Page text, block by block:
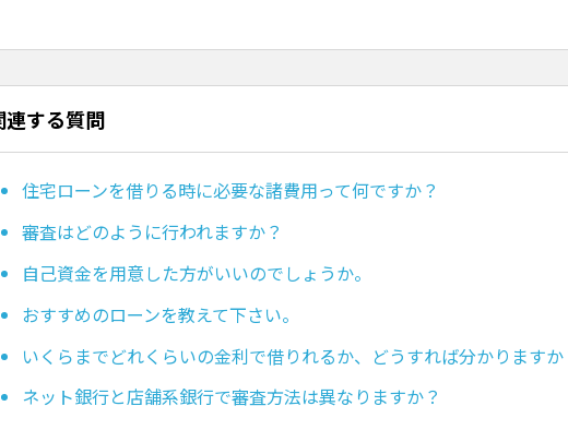
連する質問
住宅ローンを借りる時に必要な諸費用って何ですか？
審査はどのように行われますか？
自己資金を用意した方がいいのでしょうか。
おすすめのローンを教えて下さい。
いくらまでどれくらいの金利で借りれるか、どうすれば分かりますか
ネット銀行と店舗系銀行で審査方法は異なりますか？